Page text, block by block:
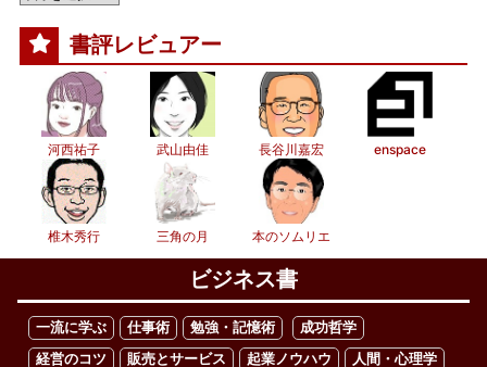
書評レビュアー
河西祐子 武山由佳 長谷川嘉宏 enspace
椎木秀行 三角の月 本のソムリエ
ビジネス書
一流に学ぶ 仕事術 勉強・記憶術
成功哲学
経営のコツ
販売とサービス 起業ノウハウ 人間・心理学